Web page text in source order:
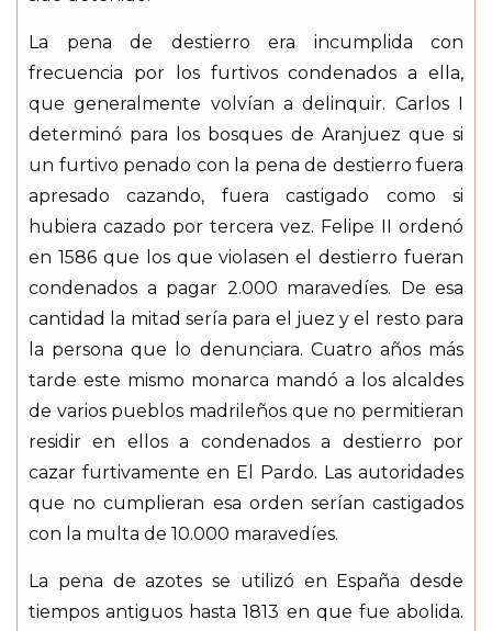
La pena de destierro era incumplida con
frecuencia por los furtivos condenados a ella,
que generalmente volvían a delinquir. Carlos I
determinó para los bosques de Aranjuez que si
un furtivo penado con la pena de destierro fuera
apresado cazando, fuera castigado como si
hubiera cazado por tercera vez. Felipe II ordenó
en 1586 que los que violasen el destierro fueran
condenados a pagar 2.000 maravedíes. De esa
cantidad la mitad sería para el juez y el resto para
la persona que lo denunciara. Cuatro años más
tarde este mismo monarca mandó a los alcaldes
de varios pueblos madrileños que no permitieran
residir en ellos a condenados a destierro por
cazar furtivamente en El Pardo. Las autoridades
que no cumplieran esa orden serían castigados
con la multa de 10.000 maravedíes.
La pena de azotes se utilizó en España desde
tiempos antiguos hasta 1813 en que fue abolida.